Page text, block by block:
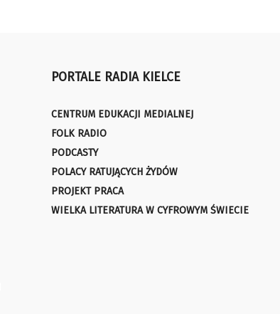
PORTALE RADIA KIELCE
CENTRUM EDUKACJI MEDIALNEJ
FOLK RADIO
PODCASTY
POLACY RATUJĄCYCH ŻYDÓW
PROJEKT PRACA
WIELKA LITERATURA W CYFROWYM ŚWIECIE